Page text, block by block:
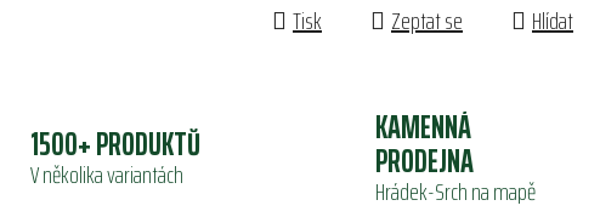
Tisk Zeptat se Hlídat
1500+ PRODUKTŮ
V několika variantách
KAMENNÁ
PRODEJNA
Hrádek-Srch na mapě